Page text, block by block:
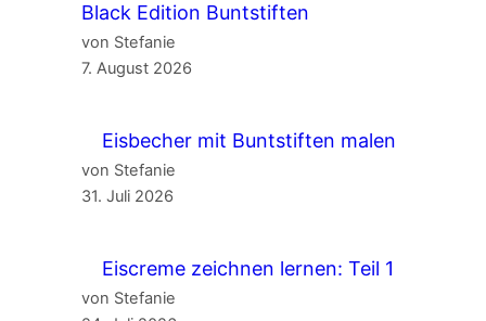
Black Edition Buntstiften
von Stefanie
7. August 2026
Eisbecher mit Buntstiften malen
von Stefanie
31. Juli 2026
Eiscreme zeichnen lernen: Teil 1
von Stefanie